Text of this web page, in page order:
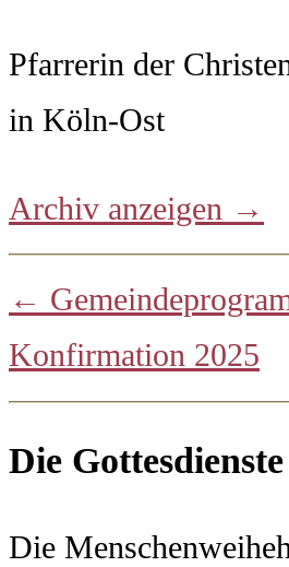
Pfarrerin der
in Köln-Ost
Archiv anzeigen →
←
Konfirmation 2025
Die Gottesdienste
Die